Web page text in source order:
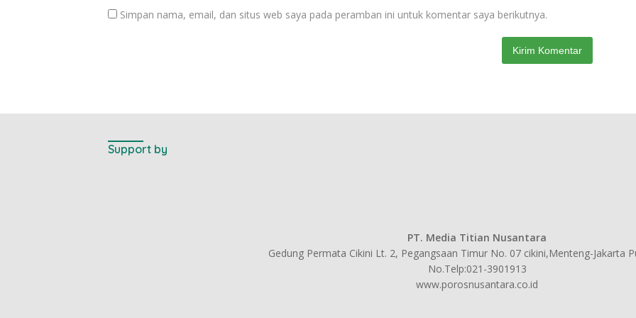
Simpan nama, email, dan situs web saya pada peramban ini untuk komentar saya berikutnya.
Support by
PT. Media Titian Nusantara
Gedung Permata Cikini Lt. 2, Pegangsaan Timur No. 07 cikini,Menteng-Jakarta
No.Telp:021-3901913
www.porosnusantara.co.id